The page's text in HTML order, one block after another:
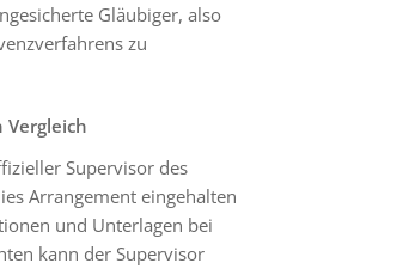
Gläubiger, also
zu
Supervisor des
Arrangement eingehalten
und Unterlagen bei
kann der Supervisor